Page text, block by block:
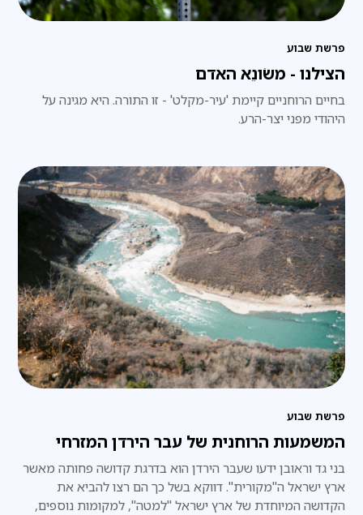
פרשת שבוע
הצילנו - משֹונֵא האדם
בחיים הרוחניים קיימת 'עיר-מקלט' - זו התורה. היא מגינה על
היהודי מפני יצר-הרע.
פרשת שבוע
המשמעות הרוחנית של עבר הירדן המזרחי
בני גד וראובן ידעו שעבר הירדן הוא בדרגת קדושה פחותה מאשר
ארץ ישראל ה"מקורית". דווקא בשל כך הם רצו להביא את
הקדושה המיוחדת של ארץ ישראל "למטה", למקומות נוספים,